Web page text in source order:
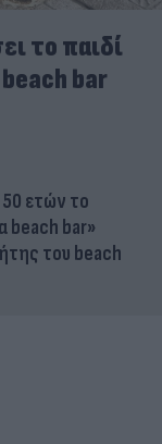
το παιδί
bar
ετών το
beach bar»
του beach